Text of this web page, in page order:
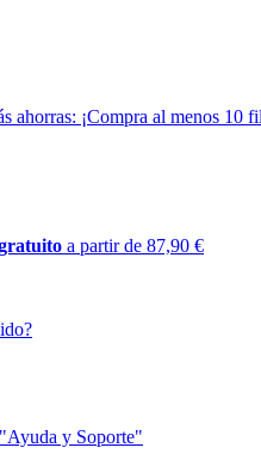
ahorras: ¡Compra al menos 10
a partir de 87,90 €
y Soporte"